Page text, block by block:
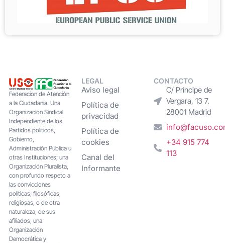
Federacion de Atención
a la Ciudadanía. Una
Organización Sindical
Independiente de los
Partidos políticos,
Gobierno,
Administración Pública u
otras Instituciones; una
Organización Pluralista,
con profundo respeto a
las convicciones
políticas, filosóficas,
religiosas, o de otra
naturaleza, de sus
afiliados; una
Organización
Democrática y
LEGAL
Aviso legal
Política de
privacidad
Política de
cookies
Canal del
Informante
CONTACTO
C/ Príncipe de
Vergara, 13 7.
28001 Madrid
+34 915 774
113